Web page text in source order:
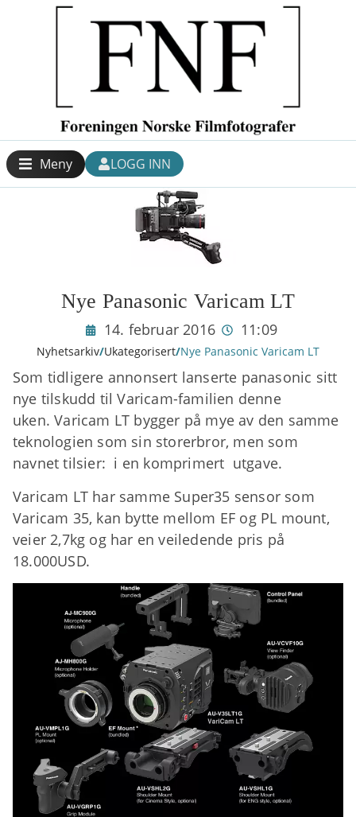
Meny LOGG INN
Nye Panasonic Varicam LT
14. februar 2016 11:09
Nyhetsarkiv/Ukategorisert/Nye Panasonic Varicam LT
Som tidligere annonsert lanserte panasonic sitt
nye tilskudd til Varicam-familien denne
uken. Varicam LT bygger på mye av den samme
teknologien som sin storerbror, men som
navnet tilsier: i en komprimert utgave.
Varicam LT har samme Super35 sensor som
Varicam 35, kan bytte mellom EF og PL mount,
veier 2,7kg og har en veiledende pris på
18.000USD.